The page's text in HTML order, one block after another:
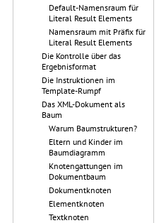
Default-Namensraum für
Literal Result Elements
Namensraum mit Präfix für
Literal Result Elements
Die Kontrolle über das
Ergebnisformat
Die Instruktionen im
Template-Rumpf
Das XML-Dokument als
Baum
Warum Baumstrukturen?
Eltern und Kinder im
Baumdiagramm
Knotengattungen im
Dokumentbaum
Dokumentknoten
Elementknoten
Textknoten